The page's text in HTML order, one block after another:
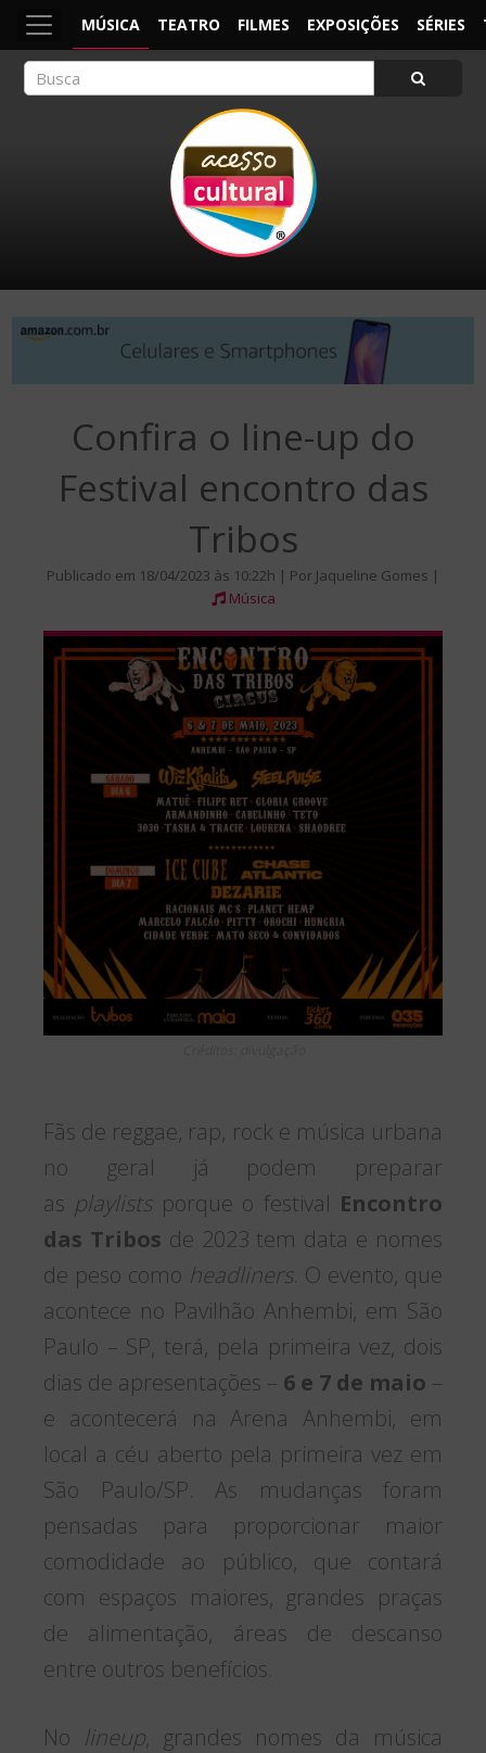
MÚSICA TEATRO FILMES EXPOSIÇÕES SÉRIES
Confira o line-up do
Festival encontro das
Tribos
Publicado em 18/04/2023 às 10:22h | Por Jaqueline Gomes |
Música
Fãs de reggae, rap, rock e música urbana
no geral já podem preparar
as playlists porque o festival Encontro
das Tribos de 2023 tem data e nomes
de peso como headliners. O evento, que
acontece no Pavilhão Anhembi, em São
Paulo – SP, terá, pela primeira vez, dois
dias de apresentações – 6 e 7 de maio –
e acontecerá na Arena Anhembi, em
local a céu aberto pela primeira vez em
São Paulo/SP. As mudanças foram
pensadas para proporcionar maior
comodidade ao público, que contará
com espaços maiores, grandes praças
de alimentação, áreas de descanso
entre outros benefícios.
No lineup, grandes nomes da música